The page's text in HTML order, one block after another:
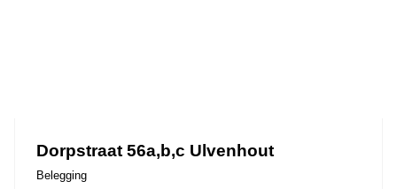
Dorpstraat 56a,b,c Ulvenhout
Belegging